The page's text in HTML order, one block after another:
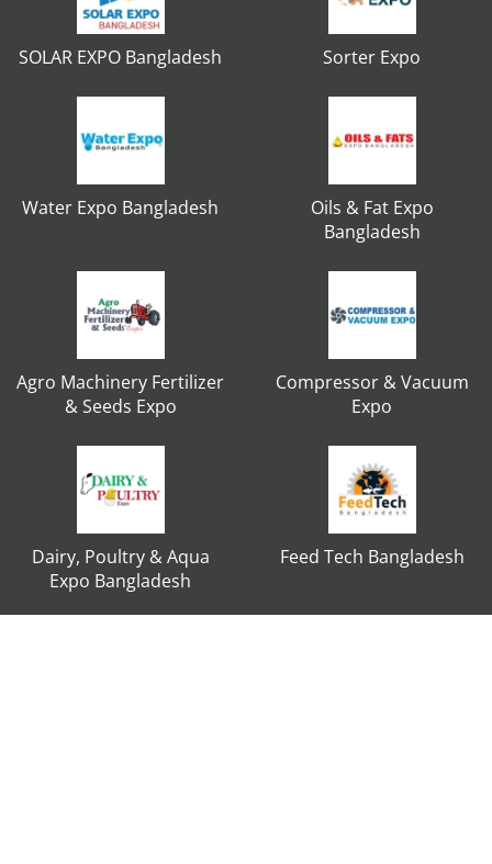
SOLAR EXPO Bangladesh Sorter Expo
Water Expo Bangladesh
Oils & Fat Expo
Bangladesh
Agro Machinery Fertilizer
& Seeds Expo
Compressor & Vacuum
Expo
Dairy, Poultry & Aqua
Expo Bangladesh
Feed Tech Bangladesh